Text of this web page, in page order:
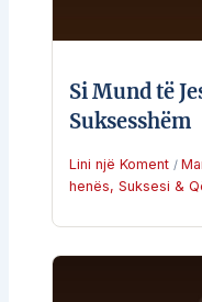
Si Mund të
Suksesshëm
Lini një Koment /
henës, Suksesi &